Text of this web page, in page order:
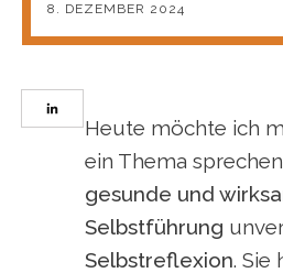
8. DEZEMBER 2024
Heute möchte ich
ein Thema
gesunde und
Selbstführung
Selbstreflexion. Sie